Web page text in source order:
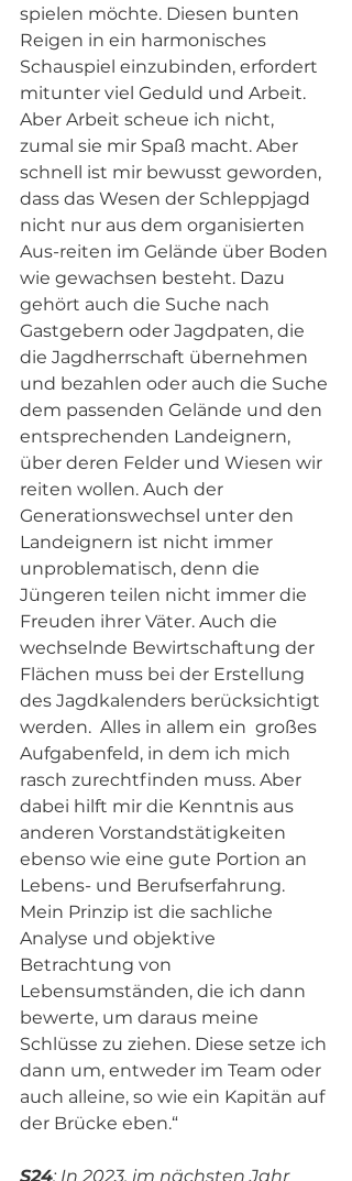
spielen möchte. Diesen bunten
Reigen in ein harmonisches
Schauspiel einzubinden, erfordert
mitunter viel Geduld und Arbeit.
Aber Arbeit scheue ich nicht,
zumal sie mir Spaß macht. Aber
schnell ist mir bewusst geworden,
dass das Wesen der Schleppjagd
nicht nur aus dem organisierten
Aus-reiten im Gelände über Boden
wie gewachsen besteht. Dazu
gehört auch die Suche nach
Gastgebern oder Jagdpaten, die
die Jagdherrschaft übernehmen
und bezahlen oder auch die Suche
dem passenden Gelände und den
entsprechenden Landeignern,
über deren Felder und Wiesen wir
reiten wollen. Auch der
Generationswechsel unter den
Landeignern ist nicht immer
unproblematisch, denn die
Jüngeren teilen nicht immer die
Freuden ihrer Väter. Auch die
wechselnde Bewirtschaftung der
Flächen muss bei der Erstellung
des Jagdkalenders berücksichtigt
werden.  Alles in allem ein  großes
Aufgabenfeld, in dem ich mich
rasch zurechtfinden muss. Aber
dabei hilft mir die Kenntnis aus
anderen Vorstandstätigkeiten
ebenso wie eine gute Portion an
Lebens- und Berufserfahrung.
Mein Prinzip ist die sachliche
Analyse und objektive
Betrachtung von
Lebensumständen, die ich dann
bewerte, um daraus meine
Schlüsse zu ziehen. Diese setze ich
dann um, entweder im Team oder
auch alleine, so wie ein Kapitän auf
der Brücke eben.“
S24: In 2023, im nächsten Jahr